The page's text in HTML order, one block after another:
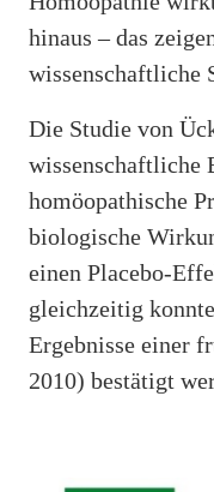
hinaus – das
wissenschaftliche
Die Studie von
wissenschaftliche
homöopathische
biologische
einen Placebo-
gleichzeitig
Ergebnisse einer
2010) bestätigt